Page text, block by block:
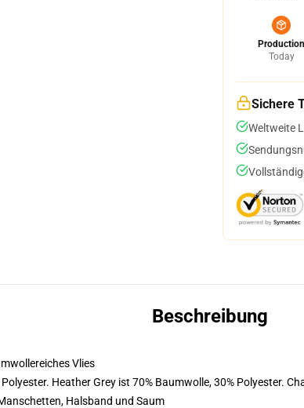
Production
Today
Sichere
Weltweite
Beschreibung
Vlies
Heather Grey ist 70% Baumwolle, 30% Polyester.
Halsband und Saum